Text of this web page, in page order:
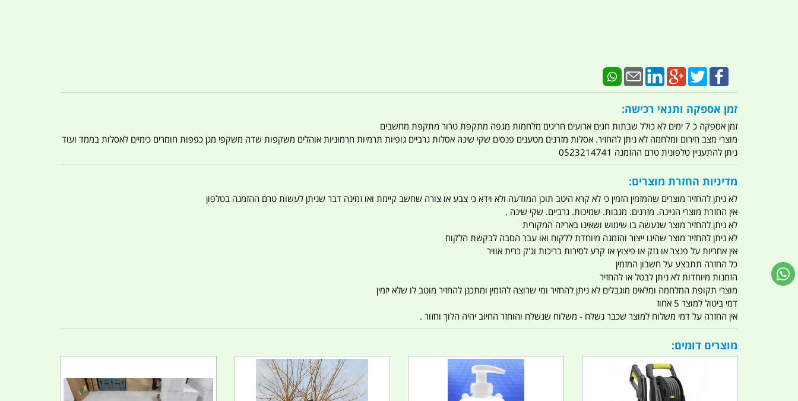
זמן אספקה ותנאי רכישה:
זמן אספקה כ 7 ימים לא כולל שבתות חגים ארועים חריגים מלחמות מגפה מתקפת טרור מתקפת מחשבים
מוצרי מצב חירום ומלחמה לא ניתן להחזיר. אסלות מזרנים מטענים פנסים שקי שינה אסלות גרביים גופיות תרמיות חרמוניות אוהלים משקפות שדה משקפי מגן כפפות חומרים כימיים לאסלות בממד ועוד
ניתן להתעניין טלפונית טרם ההזמנה 0523214741
מדיניות החזרת מוצרים:
לא ניתן להחזיר מוצרים שהמזמין הזמין כי לא קרא היטב תוכן המודעה ולא וידא כי צבע או צורה שחשב קיימת ואו זמינה דבר שניתן לעשות טרם ההזמנה בטלפון
אין החזרת מוצרי הגיינה. מזרנים. מגבות. שמיכות. גרביים. שקי שינה .
לא ניתן להחזיר מוצר שנעשה בו שימוש ושאינו באריזה המקורית
לא ניתן להחזיר מוצר שהינו ייצור והזמנה מיוחדת ללקוח ואו עבר הסבה לבקשת הלקוח
אין אחריות על פנצר או נזק או פיצוץ או קרע לסירות בריכות וג'ק כרית אוויר
כל החזרה תתבצע על חשבון המזמין
הזמנות מיוחדות לא ניתן לבטל או להחזיר
מוצרי תקופת המלחמה ומלאים מוגבלים לא ניתן להחזיר ומי שרוצה להזמין ומתכנן להחזיר מוטב לו שלא יזמין
דמי ביטול למוצר 5 אחוז
אין החזרה על דמי משלוח למוצר שכבר נשלח - משלוח שנשלח והוחזר החיוב יהיה הלוך וחזור .
מוצרים דומים: